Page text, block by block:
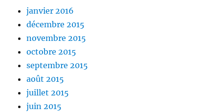
janvier 2016
décembre 2015
novembre 2015
octobre 2015
septembre 2015
août 2015
juillet 2015
juin 2015